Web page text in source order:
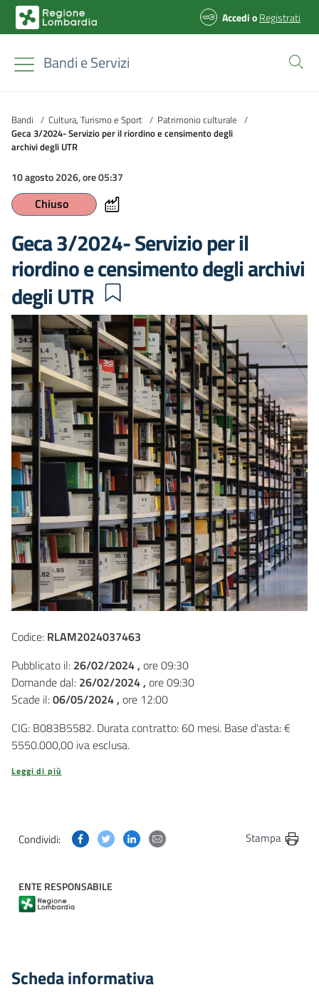
AccedioRegistrati
Bandi e Servizi
Bandi / Cultura, Turismo e Sport / Patrimonio culturale /
Geca 3/2024- Servizio per il riordino e censimento degli
archivi degli UTR
10 agosto 2026, ore 05:37
Chiuso
Geca 3/2024- Servizio per il
riordino e censimento degli archivi
degli UTR
Codice: RLAM2024037463
Pubblicato il: 26/02/2024 , ore 09:30
Domande dal: 26/02/2024 , ore 09:30
Scade il:06/05/2024 , ore 12:00
CIG: B083B5582. Durata contratto: 60 mesi. Base d'asta: €
5550.000,00 iva esclusa.
Leggi di più
Condividi: Condividi questa pagina su Facebook
Condividi questa pagina su Twitter
Condividi questa pagina su Linkedin
Condividi questa pagina via
Stampa
ENTE RESPONSABILE
Scheda informativa